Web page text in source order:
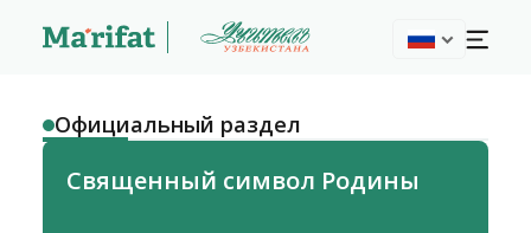
Oфициальный раздел
Священный символ Родины